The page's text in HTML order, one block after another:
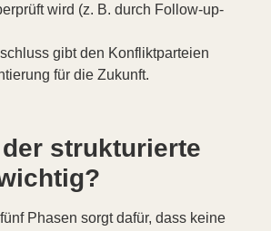
wird (z. B. durch Follow-up-
gibt den Konfliktparteien
für die Zukunft.
strukturierte
Phasen sorgt dafür, dass keine